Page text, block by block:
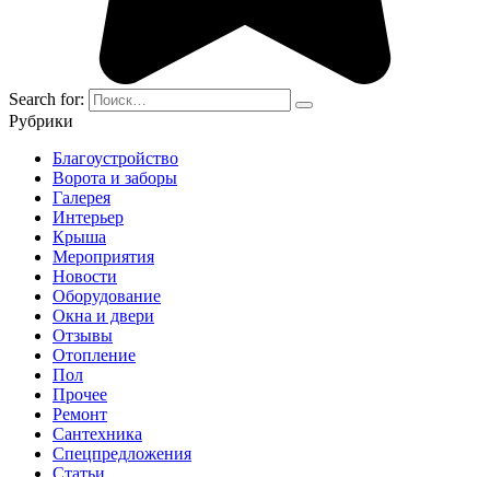
Search for:
Рубрики
Благоустройство
Ворота и заборы
Галерея
Интерьер
Крыша
Мероприятия
Новости
Оборудование
Окна и двери
Отзывы
Отопление
Пол
Прочее
Ремонт
Сантехника
Спецпредложения